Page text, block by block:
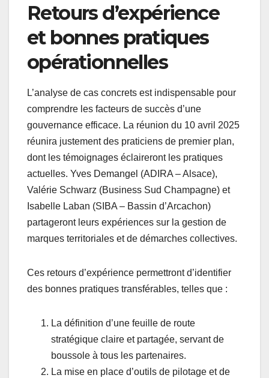
Retours d’expérience
et bonnes pratiques
opérationnelles
L’analyse de cas concrets est indispensable pour
comprendre les facteurs de succès d’une
gouvernance efficace. La réunion du 10 avril 2025
réunira justement des praticiens de premier plan,
dont les témoignages éclaireront les pratiques
actuelles. Yves Demangel (ADIRA – Alsace),
Valérie Schwarz (Business Sud Champagne) et
Isabelle Laban (SIBA – Bassin d’Arcachon)
partageront leurs expériences sur la gestion de
marques territoriales et de démarches collectives.
Ces retours d’expérience permettront d’identifier
des bonnes pratiques transférables, telles que :
La définition d’une feuille de route
stratégique claire et partagée, servant de
boussole à tous les partenaires.
La mise en place d’outils de pilotage et de